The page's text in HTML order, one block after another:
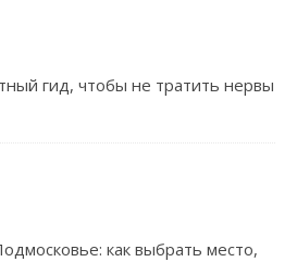
гид, чтобы не тратить нервы
как выбрать место,